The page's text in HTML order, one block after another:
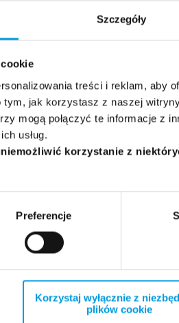
Szczegóły
treści i reklam, aby
jak korzystasz z naszej
mogą połączyć te informacje z
usług.
korzystanie z
Preferencje
Korzystaj wyłącznie z
plików cookie